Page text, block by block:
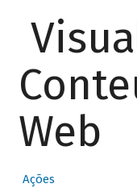
Web
Ações